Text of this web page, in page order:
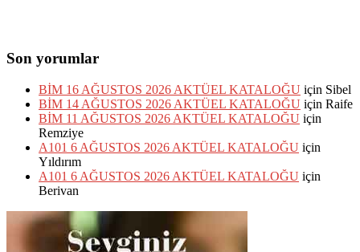
Son yorumlar
BİM 16 AĞUSTOS 2026 AKTÜEL KATALOĞU için Sibel
BİM 14 AĞUSTOS 2026 AKTÜEL KATALOĞU için Raife
BİM 11 AĞUSTOS 2026 AKTÜEL KATALOĞU için
Remziye
A101 6 AĞUSTOS 2026 AKTÜEL KATALOĞU için
Yıldırım
A101 6 AĞUSTOS 2026 AKTÜEL KATALOĞU için
Berivan